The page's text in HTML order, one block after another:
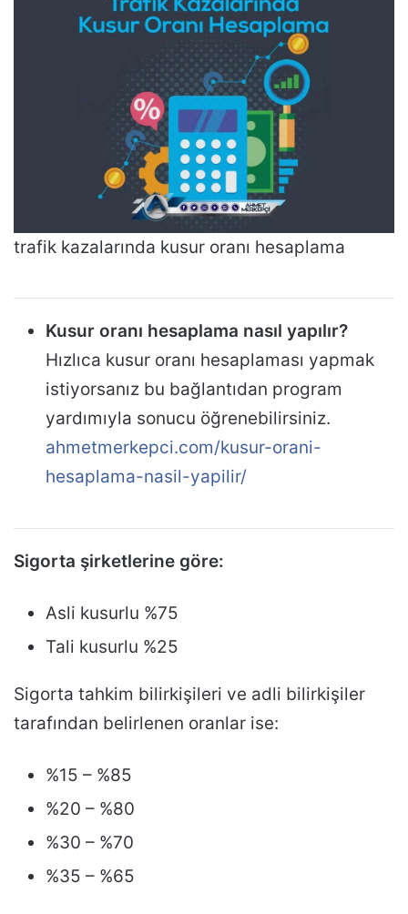
trafik kazalarında kusur oranı hesaplama
Kusur oranı hesaplama nasıl yapılır?
Hızlıca kusur oranı hesaplaması yapmak
istiyorsanız bu bağlantıdan program
yardımıyla sonucu öğrenebilirsiniz.
ahmetmerkepci.com/kusur-orani-
hesaplama-nasil-yapilir/
Sigorta şirketlerine göre:
Asli kusurlu %75
Tali kusurlu %25
Sigorta tahkim bilirkişileri ve adli bilirkişiler
tarafından belirlenen oranlar ise:
%15 – %85
%20 – %80
%30 – %70
%35 – %65